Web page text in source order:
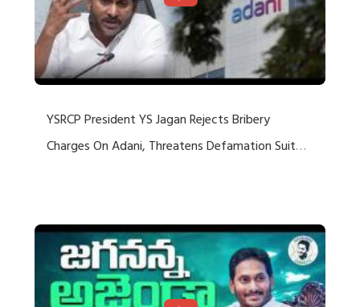
YSRCP President YS Jagan Rejects Bribery
Charges On Adani, Threatens Defamation Suit